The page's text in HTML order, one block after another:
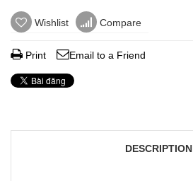
Wishlist Compare
Print Email to a Friend
DESCRIPTION